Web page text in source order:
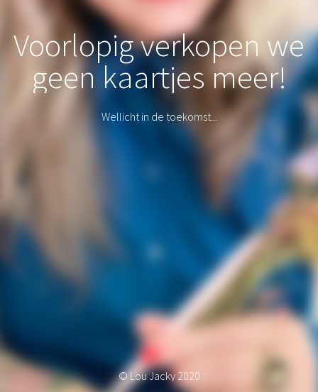
Voorlopig verkopen we
geen kaartjes meer!
Wellicht in de toekomst...
© Lou Jacky 2020